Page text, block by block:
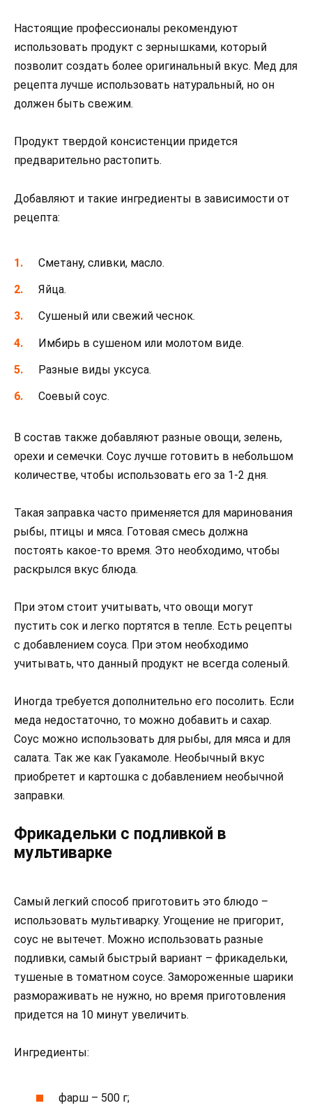
Настоящие профессионалы рекомендуют
использовать продукт с зернышками, который
позволит создать более оригинальный вкус. Мед для
рецепта лучше использовать натуральный, но он
должен быть свежим.
Продукт твердой консистенции придется
предварительно растопить.
Добавляют и такие ингредиенты в зависимости от
рецепта:
Сметану, сливки, масло.
Яйца.
Сушеный или свежий чеснок.
Имбирь в сушеном или молотом виде.
Разные виды уксуса.
Соевый соус.
В состав также добавляют разные овощи, зелень,
орехи и семечки. Соус лучше готовить в небольшом
количестве, чтобы использовать его за 1-2 дня.
Такая заправка часто применяется для маринования
рыбы, птицы и мяса. Готовая смесь должна
постоять какое-то время. Это необходимо, чтобы
раскрылся вкус блюда.
При этом стоит учитывать, что овощи могут
пустить сок и легко портятся в тепле. Есть рецепты
с добавлением соуса. При этом необходимо
учитывать, что данный продукт не всегда соленый.
Иногда требуется дополнительно его посолить. Если
меда недостаточно, то можно добавить и сахар.
Соус можно использовать для рыбы, для мяса и для
салата. Так же как Гуакамоле. Необычный вкус
приобретет и картошка с добавлением необычной
заправки.
Фрикадельки с подливкой в
мультиварке
Самый легкий способ приготовить это блюдо –
использовать мультиварку. Угощение не пригорит,
соус не вытечет. Можно использовать разные
подливки, самый быстрый вариант – фрикадельки,
тушеные в томатном соусе. Замороженные шарики
размораживать не нужно, но время приготовления
придется на 10 минут увеличить.
Ингредиенты:
фарш – 500 г;